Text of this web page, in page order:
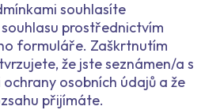
souhlasíte
prostřednictvím
formuláře. Zaškrtnutím
že jste seznámen/a s
osobních údajů a že
přijímáte.